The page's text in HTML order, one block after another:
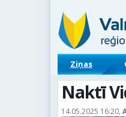
Ziņas
Naktī
14.05.2025 16:20,